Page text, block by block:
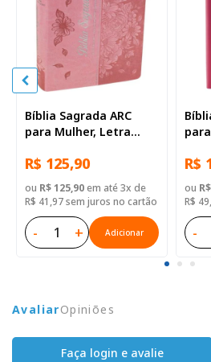
Bíblia Sagrada ARC
para Mulher, Letra
de Jesus destacadas,
com índice, Tamanho
Grande, Capa Couro
Sintético Rosa
R$ 125,90
ou R$ 125,90em até 3x de
R$ 41,97 sem juros no cartão
- + Adicionar
R$
ou
R$
-
AvaliarOpiniões
Faça login e avalie